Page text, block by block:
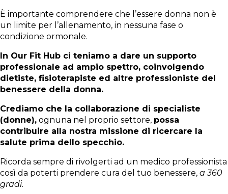
È importante comprendere che l’essere donna non è
un limite per l’allenamento, in nessuna fase o
condizione ormonale.
In Our Fit Hub ci teniamo a dare un supporto
professionale ad ampio spettro, coinvolgendo
dietiste, fisioterapiste ed altre professioniste del
benessere della donna.
Crediamo che la collaborazione di specialiste
(donne), ognuna nel proprio settore, possa
contribuire alla nostra missione di ricercare la
salute prima dello specchio.
Ricorda sempre di rivolgerti ad un medico professionista
così da poterti prendere cura del tuo benessere, a 360
gradi.